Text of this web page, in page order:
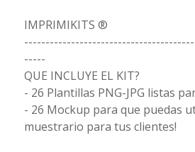
IMPRIMIKITS ®
-----
QUE INCLUYE EL KIT?
- 26 Plantillas PNG-JPG listas
- 26 Mockup para que puedas
muestrario para tus clientes!